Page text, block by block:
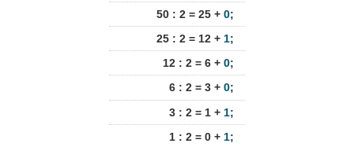
50 : 2 = 25 + 0;
25 : 2 = 12 + 1;
12 : 2 = 6 + 0;
6 : 2 = 3 + 0;
3 : 2 = 1 + 1;
1 : 2 = 0 + 1;